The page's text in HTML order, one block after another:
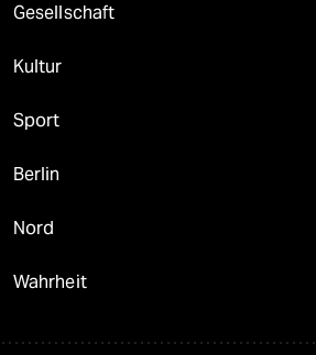
Gesellschaft
Kultur
Sport
Berlin
Nord
Wahrheit